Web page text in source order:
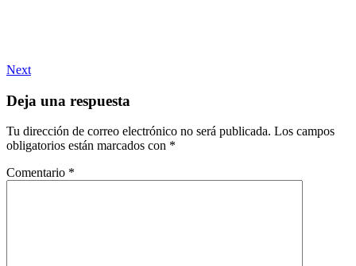
Next
Deja una respuesta
Tu dirección de correo electrónico no será publicada. Los campos
obligatorios están marcados con *
Comentario *